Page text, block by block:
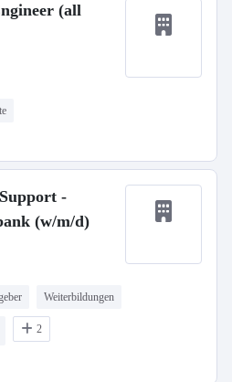
(all
-
(w/m/d)
Weiterbildungen
2